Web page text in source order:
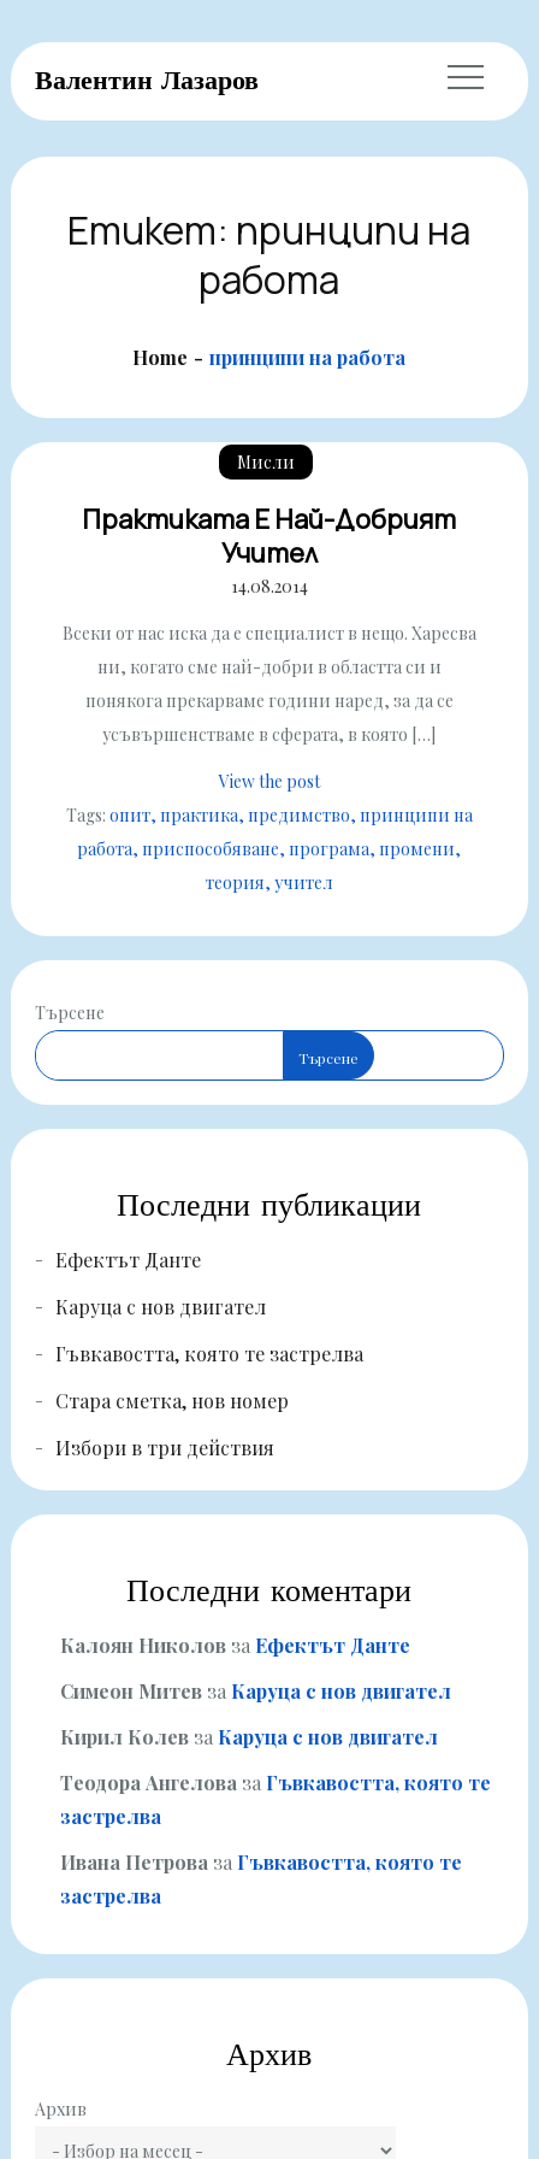
Skip
to
content
Валентин Лазаров
Етикет: принципи на
работа
Home принципи на работа
Мисли
Практиката Е Най-Добрият
Учител
14.08.2014
Всеки от нас иска да е специалист в нещо. Харесва
ни, когато сме най-добри в областта си и
понякога прекарваме години наред, за да се
усъвършенстваме в сферата, в която […]
View the post
Tags: опит практика предимство принципи на
работа приспособяване програма промени
теория учител
Търсене
Търсене
Последни публикации
Ефектът Данте
Каруца с нов двигател
Гъвкавостта, която те застрелва
Стара сметка, нов номер
Избори в три действия
Последни коментари
Калоян Николовза Ефектът Данте
Симеон Митевза Каруца с нов двигател
Кирил Колевза Каруца с нов двигател
Теодора Ангеловаза Гъвкавостта, която те
застрелва
Ивана Петроваза Гъвкавостта, която те
застрелва
Архив
Архив